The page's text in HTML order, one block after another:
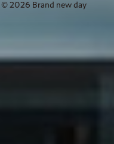
© 2026 Brand new day